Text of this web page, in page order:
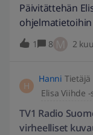
Päivitättehän
"Lähetys
klo 17.45. Itse
tapahtumiin
asti.Kultajuhlaa
tilaustyypeillä."
1 8 M 2
H
Hanni Tietäjä
Elisa Viihde
TV1 Radio
virheelliset